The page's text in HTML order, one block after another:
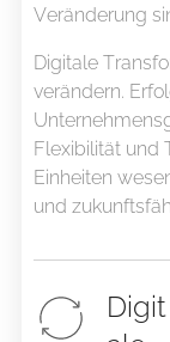
Veränderung
Digitale
verändern.
Flexibilität und
Einheiten
und
Digit